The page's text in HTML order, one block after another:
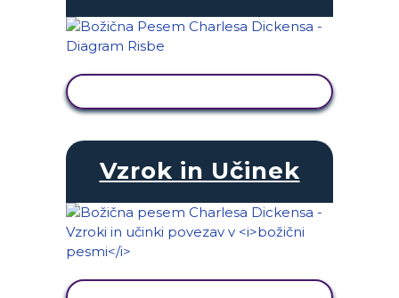
Vzrok in Učinek